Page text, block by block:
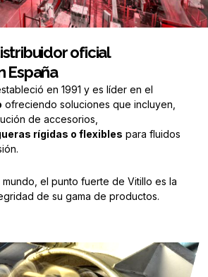
oficial
España
en 1991 y es líder en el
ofreciendo soluciones que incluyen,
de accesorios,
rígidas o flexibles para fluidos
el punto fuerte de Vitillo es la
de su gama de productos.